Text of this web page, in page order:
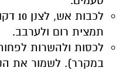
תמצית רום ולערבב.
במקרר). לשמור את